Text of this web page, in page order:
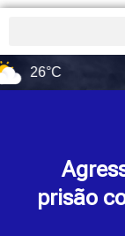
prisão